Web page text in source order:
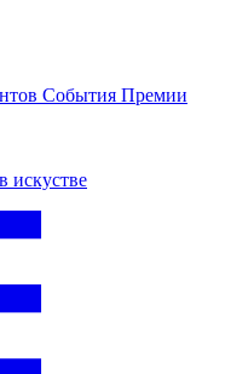
События Премии
искустве